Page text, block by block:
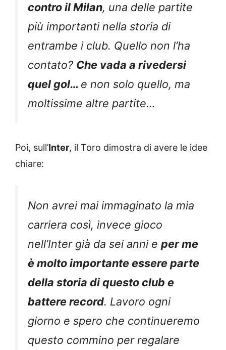
contro il Milan, una delle partite
più importanti nella storia di
entrambe i club. Quello non l’ha
contato? Che vada a rivedersi
quel gol… e non solo quello, ma
moltissime altre partite…
Poi, sull’Inter, il Toro dimostra di avere le idee
chiare:
Non avrei mai immaginato la mia
carriera così, invece gioco
nell’Inter già da sei anni e per me
è molto importante essere parte
della storia di questo club e
battere record. Lavoro ogni
giorno e spero che continueremo
questo commino per regalare